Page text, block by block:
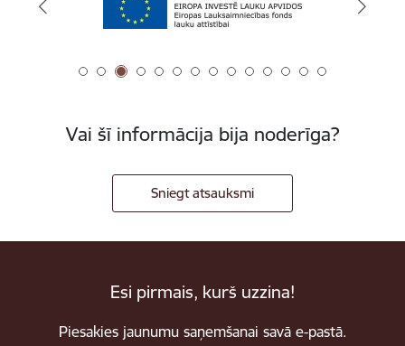
Vai šī informācija bija noderīga?
Sniegt atsauksmi
Esi pirmais, kurš uzzina!
Piesakies jaunumu saņemšanai savā e-pastā.